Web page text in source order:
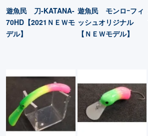
遊魚民 刀-KATANA-
70HD【2021ＮＥＷモ
デル】
遊魚民 モンロｰフィ
ッシュオリジナル
【ＮＥＷモデル】